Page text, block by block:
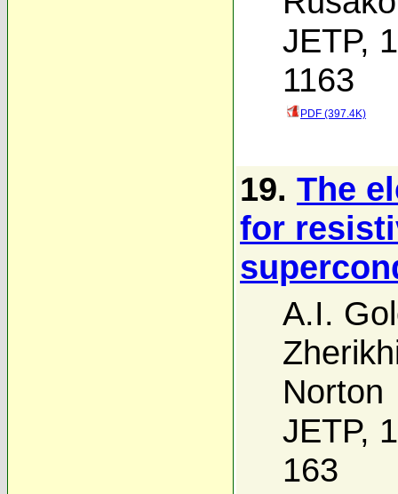
JETP,
1163
PDF (397.4K)
19. The
for
A.I.
Norton
JETP,
163